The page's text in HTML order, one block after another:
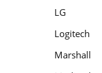
LG
Logitech
Marshall